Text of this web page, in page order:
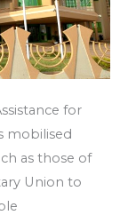
for
mobilised
as those of
Union to